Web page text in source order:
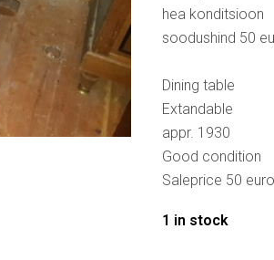
hea konditsioon
soodushind 50
Dining table
Extandable
appr. 1930
Good condition
Saleprice 50 euro
1 in stock